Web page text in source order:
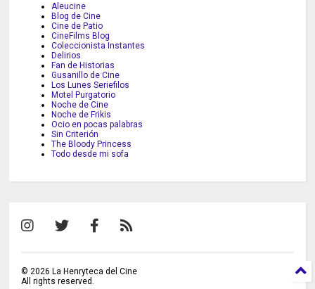
Aleucine
Blog de Cine
Cine de Patio
CineFilms Blog
Coleccionista Instantes
Delirios
Fan de Historias
Gusanillo de Cine
Los Lunes Seriefilos
Motel Purgatorio
Noche de Cine
Noche de Frikis
Ocio en pocas palabras
Sin Criterión
The Bloody Princess
Todo desde mi sofa
©2026 La Henryteca del Cine
All rights reserved.